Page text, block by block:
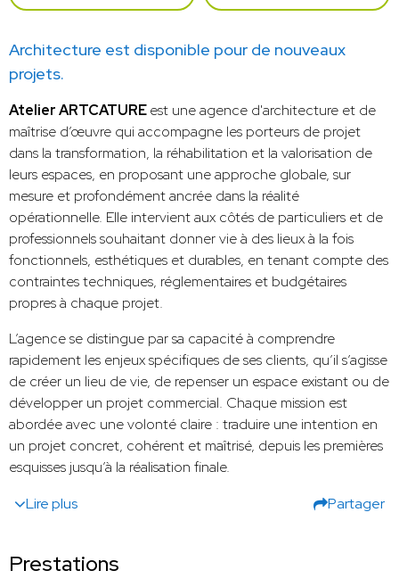
Architecture est disponible pour de nouveaux
projets.
Atelier ARTCATUREest une agence d'architecture et de
maîtrise d’œuvre qui accompagne les porteurs de projet
dans la transformation, la réhabilitation et la valorisation de
leurs espaces, en proposant une approche globale, sur
mesure et profondément ancrée dans la réalité
opérationnelle. Elle intervient aux côtés de particuliers et de
professionnels souhaitant donner vie à des lieux à la fois
fonctionnels, esthétiques et durables, en tenant compte des
contraintes techniques, réglementaires et budgétaires
propres à chaque projet.
L’agence se distingue par sa capacité à comprendre
rapidement les enjeux spécifiques de ses clients, qu’il s’agisse
de créer un lieu de vie, de repenser un espace existant ou de
développer un projet commercial. Chaque mission est
abordée avec une volonté claire : traduire une intention en
un projet concret, cohérent et maîtrisé, depuis les premières
esquisses jusqu’à la réalisation finale.
Lire plus
Partager
Prestations